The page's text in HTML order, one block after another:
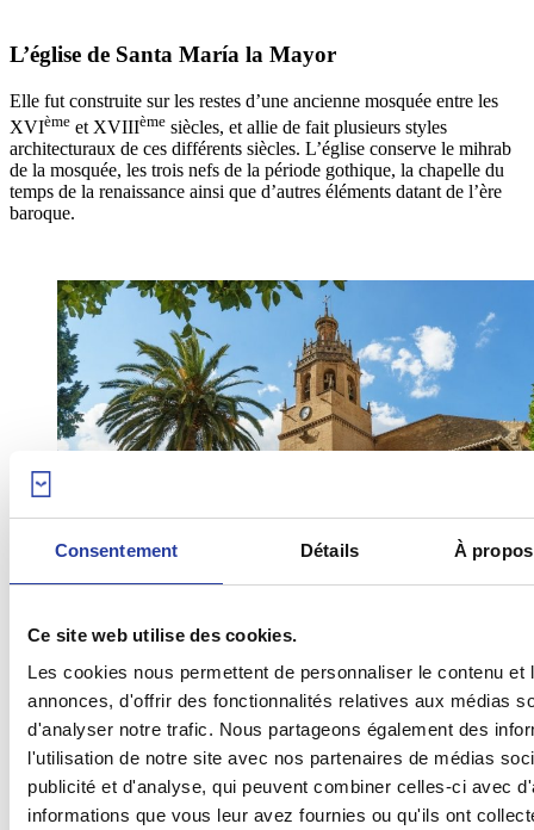
Consentement Détails À
Ce site web utilise des cookies.
Les cookies nous permettent de personnaliser le contenu et
annonces, d'offrir des fonctionnalités relatives aux médias
d'analyser notre trafic. Nous partageons également des
l'utilisation de notre site avec nos partenaires de médias
publicité et d'analyse, qui peuvent combiner celles-ci avec
informations que vous leur avez fournies ou qu'ils ont
L’église de Santa María la Mayor
Elle fut construite sur les restes d’une ancienne mosquée entre les
XVIème et XVIIIème siècles, et allie de fait plusieurs styles
architecturaux de ces différents siècles. L’église conserve le mihrab
de la mosquée, les trois nefs de la période gothique, la chapelle du
temps de la renaissance ainsi que d’autres éléments datant de l’ère
baroque.
Heures d’ouverture :
Samedi: 10:30h à 18:00h
Prix :